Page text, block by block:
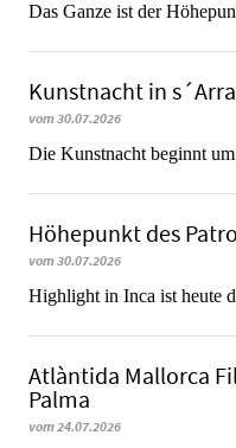
​​​​​​​Das Ganze ist der
Kunstnacht in
vom 30.07.2026
Die Kunstnacht beginnt
Höhepunkt des
vom 30.07.2026
Highlight in Inca ist heute
Atlàntida Mallorca
Palma
vom 24.07.2026